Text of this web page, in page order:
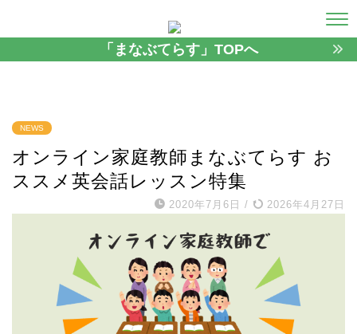
「まなぶてらす」TOPへ
NEWS
オンライン家庭教師まなぶてらす お
ススメ英会話レッスン特集
2020年7月6日 / 2026年4月27日